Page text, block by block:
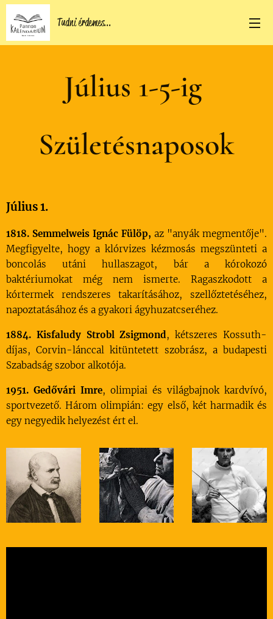
Tudni érdemes...
Július 1-5-ig
Születésnaposok
Július 1.
1818. Semmelweis Ignác Fülöp, az "anyák megmentője".
Megfigyelte, hogy a klórvizes kézmosás megszünteti a
boncolás utáni hullaszagot, bár a kórokozó
baktériumokat még nem ismerte. Ragaszkodott a
kórtermek rendszeres takarításához, szellőztetéséhez,
napoztatásához és a gyakori ágyhuzatcseréhez.
1884. Kisfaludy Strobl Zsigmond, kétszeres Kossuth-
díjas, Corvin-lánccal kitüntetett szobrász, a budapesti
Szabadság szobor alkotója.
1951. Gedővári Imre, olimpiai és világbajnok kardvívó,
sportvezető. Három olimpián: egy első, két harmadik és
egy negyedik helyezést ért el.